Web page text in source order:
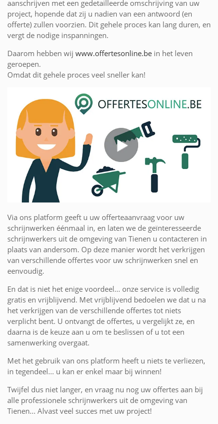
aanschrijven met een gedetailleerde omschrijving van uw
project, hopende dat zij u nadien van een antwoord (en
offerte) zullen voorzien. Dit gehele proces kan lang duren, en
vergt de nodige inspanningen.
Daarom hebben wij www.offertesonline.be in het leven
geroepen.
Omdat dit gehele proces veel sneller kan!
Via ons platform geeft u uw offerteaanvraag voor uw
schrijnwerken éénmaal in, en laten we de geïnteresseerde
schrijnwerkers uit de omgeving van Tienen u contacteren in
plaats van andersom. Op deze manier wordt het verkrijgen
van verschillende offertes voor uw schrijnwerken snel en
eenvoudig.
En dat is niet het enige voordeel... onze service is volledig
gratis en vrijblijvend. Met vrijblijvend bedoelen we dat u na
het verkrijgen van de verschillende offertes tot niets
verplicht bent. U ontvangt de offertes, u vergelijkt ze, en
daarna is de keuze aan u om te beslissen of u tot een
samenwerking overgaat.
Met het gebruik van ons platform heeft u niets te verliezen,
in tegendeel... u kan er enkel maar bij winnen!
Twijfel dus niet langer, en vraag nu nog uw offertes aan bij
alle professionele schrijnwerkers uit de omgeving van
Tienen... Alvast veel succes met uw project!